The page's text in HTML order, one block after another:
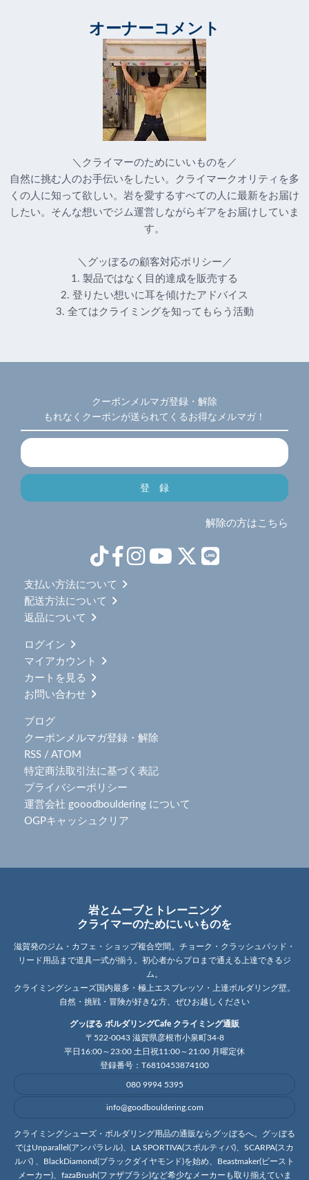
オーナーコメント
＼クライマーのためにいいものを／
自然に挑む人のお手伝いをしたい。クライマークオリティを多
くの人に知って欲しい。岩を愛するすべての人に最新をお届け
したい。そんな想いでジム運営しながらギアをお届けしていま
す。
＼グッぼるの顧客対応ポリシー／
1. 製品ではなく目的達成を販売する
2. 登りたい想いに耳を傾けたアドバイス
3. 全てはクライミングを知ってもらう活動
クーポンメルマガ登録・解除
もれなくクーポンが送られてくるお得なメルマガ！
解除の方はこちら
支払い方法について
配送方法について
返品について
ログイン
マイアカウント
カートを見る
お問い合わせ
ブログ
クーポンメルマガ登録・解除
RSS / ATOM
特定商法取引法に基づく表記
プライバシーポリシー
運営会社 gooodbouldering について
OGPキャッシュクリア
岩とムーブとトレーニング
クライマーのためにいいものを
滋賀発のジム・カフェ・ショップ複合空間。チョーク・クラッシュパッド・
リード用品まで道具一式が揃う。初心者からプロまで通える上達できるジ
ム。
クライミングシューズ国内最多・極上エスプレッソ・上達ボルダリング壁。
自然・挑戦・冒険が好きな方、ぜひお越しください
グッぼる ボルダリングCafe クライミング通販
〒522-0043 滋賀県彦根市小泉町34-8
平日16:00～23:00 土日祝11:00～21:00 月曜定休
登録番号：T6810453874100
080 9994 5395
info@goodbouldering.com
クライミングシューズ・ボルダリング用品の通販ならグッぼるへ。グッぼる
ではUnparallel(アンパラレル)、LA SPORTIVA(スポルティバ)、SCARPA(スカ
ルパ) 、BlackDiamond(ブラックダイヤモンド)を始め、Beastmaker(ビースト
メーカー)、fazaBrush(ファザブラシ)など希少なメーカーも取り揃えていま